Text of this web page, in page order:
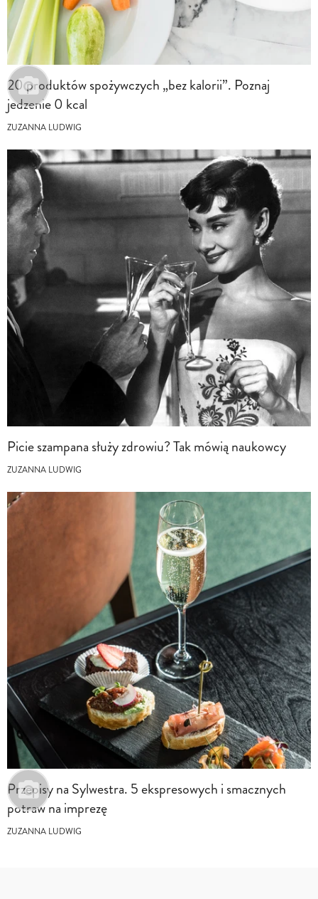
20 produktów spożywczych „bez kalorii”. Poznaj
jedzenie 0 kcal
ZUZANNA LUDWIG
Picie szampana służy zdrowiu? Tak mówią naukowcy
ZUZANNA LUDWIG
Przepisy na Sylwestra. 5 ekspresowych i smacznych
potraw na imprezę
ZUZANNA LUDWIG